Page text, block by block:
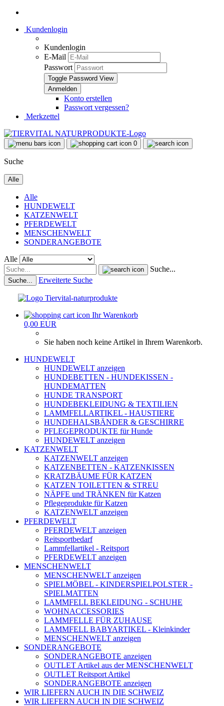
Kundenlogin
Kundenlogin
E-Mail
Passwort
Toggle Password View
Konto erstellen
Passwort vergessen?
Merkzettel
0
Suche
Alle
Alle
HUNDEWELT
KATZENWELT
PFERDEWELT
MENSCHENWELT
SONDERANGEBOTE
Alle
Suche...
Suche... Erweiterte Suche
Ihr Warenkorb
0,00 EUR
Sie haben noch keine Artikel in Ihrem Warenkorb.
HUNDEWELT
HUNDEWELT anzeigen
HUNDEBETTEN - HUNDEKISSEN -
HUNDEMATTEN
HUNDE TRANSPORT
HUNDEBEKLEIDUNG & TEXTILIEN
LAMMFELLARTIKEL - HAUSTIERE
HUNDEHALSBÄNDER & GESCHIRRE
PFLEGEPRODUKTE für Hunde
HUNDEWELT anzeigen
KATZENWELT
KATZENWELT anzeigen
KATZENBETTEN - KATZENKISSEN
KRATZBÄUME FÜR KATZEN
KATZEN TOILETTEN & STREU
NÄPFE und TRÄNKEN für Katzen
Pflegeprodukte für Katzen
KATZENWELT anzeigen
PFERDEWELT
PFERDEWELT anzeigen
Reitsportbedarf
Lammfellartikel - Reitsport
PFERDEWELT anzeigen
MENSCHENWELT
MENSCHENWELT anzeigen
SPIELMÖBEL - KINDERSPIELPOLSTER -
SPIELMATTEN
LAMMFELL BEKLEIDUNG - SCHUHE
WOHNACCESSORIES
LAMMFELLE FÜR ZUHAUSE
LAMMFELL BABYARTIKEL - Kleinkinder
MENSCHENWELT anzeigen
SONDERANGEBOTE
SONDERANGEBOTE anzeigen
OUTLET Artikel aus der MENSCHENWELT
OUTLET Reitsport Artikel
SONDERANGEBOTE anzeigen
WIR LIEFERN AUCH IN DIE SCHWEIZ
WIR LIEFERN AUCH IN DIE SCHWEIZ